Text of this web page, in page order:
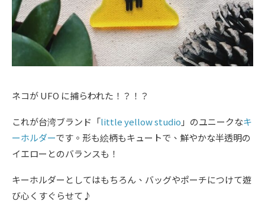
ネコが UFO に捕らわれた！？！？
これが台湾ブランド「little yellow studio 」のユニークなキ
ーホルダーです。形も絵柄もキュートで、鮮やかな半透明の
イエローとのバランスも！
キーホルダーとしてはもちろん、バッグやポーチにつけて遊
び心くすぐらせて♪